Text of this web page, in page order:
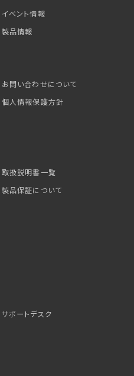
イベント情報
製品情報
お問い合わせについて
個人情報保護方針
取扱説明書一覧
製品保証について
サポートデスク